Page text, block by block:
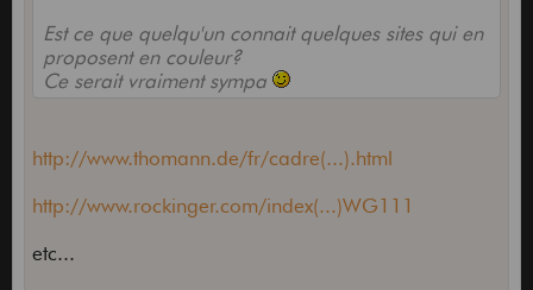
Est ce que quelqu'un connait quelques sites qui en
proposent en couleur?
Ce serait vraiment sympa
http://www.thomann.de/fr/cadre(...).html
http://www.rockinger.com/index(...)WG111
etc...